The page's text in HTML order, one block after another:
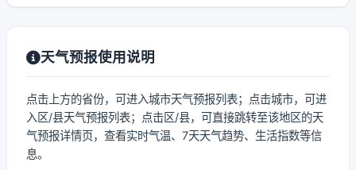
天气预报使用说明
点击上方的省份，可进入城市天气预报列表；点击城市，可进
入区/县天气预报列表；点击区/县，可直接跳转至该地区的天
气预报详情页，查看实时气温、7天天气趋势、生活指数等信
息。